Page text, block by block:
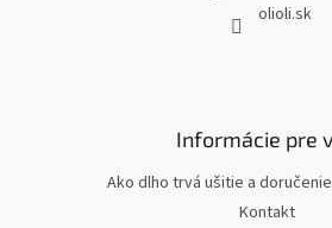
olioli.sk
Informácie pre
Ako dlho trvá ušitie a
Kontakt